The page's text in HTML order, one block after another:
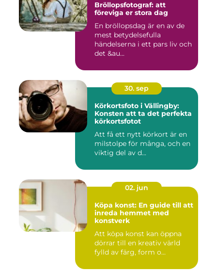
Bröllopsfotograf: att
föreviga er stora dag
En bröllopsdag är en av de
mest betydelsefulla
händelserna i ett pars liv och
det &au...
30. sep
Körkortsfoto i Vällingby:
Konsten att ta det perfekta
körkortsfotot
Att få ett nytt körkort är en
milstolpe för många, och en
viktig del av d...
02. jun
Köpa konst: En guide till att
inreda hemmet med
konstverk
Att köpa konst kan öppna
dörrar till en kreativ värld
fylld av färg, form o...